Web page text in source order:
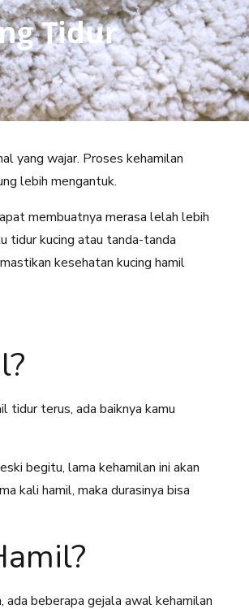
yang wajar. Proses kehamilan
lebih mengantuk.
membuatnya merasa lelah lebih
tidur kucing atau tanda-tanda
kesehatan kucing hamil
tidur terus, ada baiknya kamu
begitu, lama kehamilan ini akan
kali hamil, maka durasinya bisa
beberapa gejala awal kehamilan